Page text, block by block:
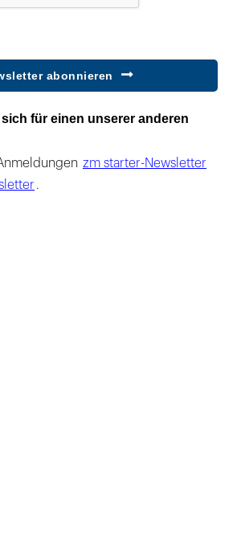
abonnieren
für einen unserer anderen
zm starter-Newsletter
.